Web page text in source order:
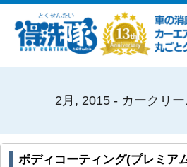
2月, 2015 - カークリ
ボディコーティング(プレミア